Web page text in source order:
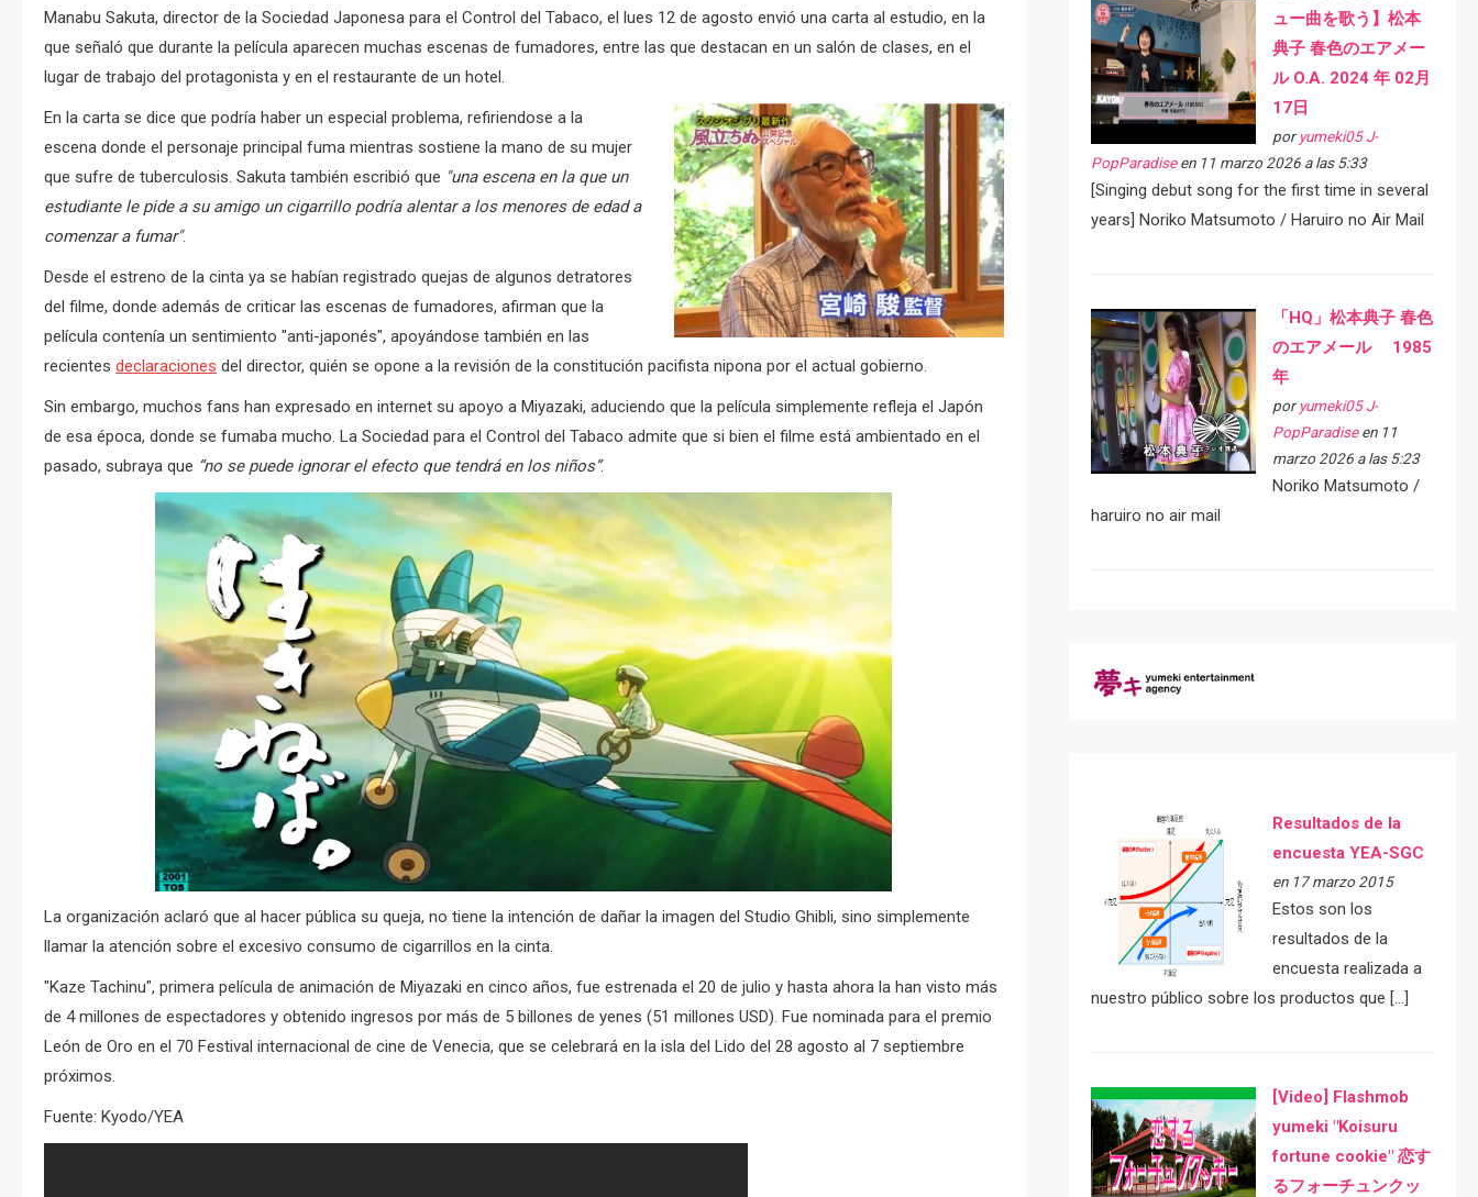
Manabu Sakuta, director de la Sociedad Japonesa para el Control del Tabaco, el lues 12 de agosto envió una carta al estudio, en la
que señaló que durante la película aparecen muchas escenas de fumadores, entre las que destacan en un salón de clases, en el
lugar de trabajo del protagonista y en el restaurante de un hotel.
En la carta se dice que podría haber un especial problema, refiriendose a la
escena donde el personaje principal fuma mientras sostiene la mano de su mujer
que sufre de tuberculosis. Sakuta también escribió que "una escena en la que un
estudiante le pide a su amigo un cigarrillo podría alentar a los menores de edad a
comenzar a fumar".
Desde el estreno de la cinta ya se habían registrado quejas de algunos detratores
del filme, donde además de criticar las escenas de fumadores, afirman que la
película contenía un sentimiento "anti-japonés", apoyándose también en las
recientes declaraciones del director, quién se opone a la revisión de la constitución pacifista nipona por el actual gobierno.
Sin embargo, muchos fans han expresado en internet su apoyo a Miyazaki, aduciendo que la película simplemente refleja el Japón
de esa época, donde se fumaba mucho. La Sociedad para el Control del Tabaco admite que si bien el filme está ambientado en el
pasado, subraya que “no se puede ignorar el efecto que tendrá en los niños”.
La organización aclaró que al hacer pública su queja, no tiene la intención de dañar la imagen del Studio Ghibli, sino simplemente
llamar la atención sobre el excesivo consumo de cigarrillos en la cinta.
"Kaze Tachinu", primera película de animación de Miyazaki en cinco años, fue estrenada el 20 de julio y hasta ahora la han visto más
de 4 millones de espectadores y obtenido ingresos por más de 5 billones de yenes (51 millones USD). Fue nominada para el premio
León de Oro en el 70 Festival internacional de cine de Venecia, que se celebrará en la isla del Lido del 28 agosto al 7 septiembre
próximos.
Fuente: Kyodo/YEA
ュー曲を歌う】松本
典子 春色のエアメー
ル O.A. 2024 年 02月
17日
por yumeki05 J-
PopParadiseen 11 marzo 2026 a las 5:33
[Singing debut song for the first time in several
years] Noriko Matsumoto / Haruiro no Air Mail
「HQ」松本典子 春色
のエアメール 1985
年
por yumeki05 J-
PopParadiseen 11
marzo 2026 a las 5:23
Noriko Matsumoto /
haruiro no air mail
Resultados de la
encuesta YEA-SGC
en 17 marzo 2015
Estos son los
resultados de la
encuesta realizada a
nuestro público sobre los productos que […]
[Video] Flashmob
yumeki "Koisuru
fortune cookie" 恋す
るフォーチュンクッ